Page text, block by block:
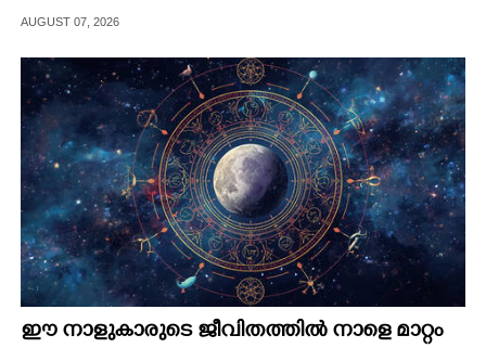
CARTOONS
LITERATURE
ZOOM
CONTACT US
AUGUST 07, 2026
ഈ നാളുകാരുടെ ജീവിതത്തിൽ നാളെ മാറ്റം